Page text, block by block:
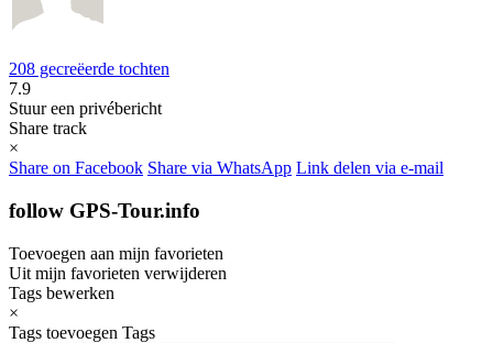
208 gecreëerde tochten
7.9
Stuur een privébericht
Share track
×
Share on Facebook Share via WhatsApp Link delen via e-mail
follow GPS-Tour.info
Toevoegen aan mijn favorieten
Uit mijn favorieten verwijderen
Tags bewerken
×
Tags toevoegen Tags